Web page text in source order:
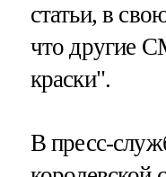
статьи, в
что другие
краски".
В пресс-